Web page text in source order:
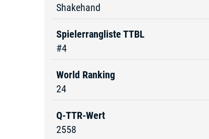
Shakehand
Spielerrangliste TTBL
#4
World Ranking
24
Q-TTR-Wert
2558